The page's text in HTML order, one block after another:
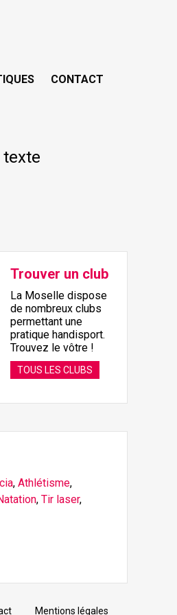
CONTACT
Trouver un club
La Moselle dispose
de nombreux clubs
permettant une
pratique handisport.
Trouvez le vôtre !
TOUS LES CLUBS
, Athlétisme,
, Tir laser,
Mentions légales